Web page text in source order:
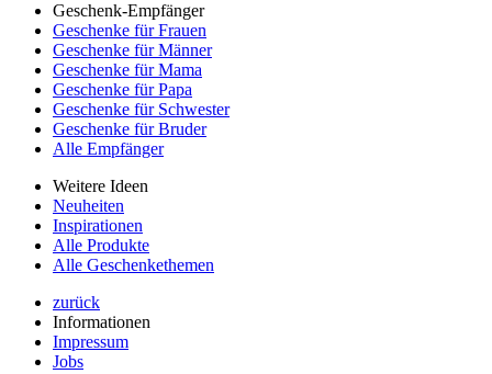
Geschenk-Empfänger
Geschenke für Frauen
Geschenke für Männer
Geschenke für Mama
Geschenke für Papa
Geschenke für Schwester
Geschenke für Bruder
Alle Empfänger
Weitere Ideen
Neuheiten
Inspirationen
Alle Produkte
Alle Geschenkethemen
zurück
Informationen
Impressum
Jobs